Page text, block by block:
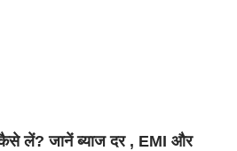
लें? जानें ब्याज दर , EMI और